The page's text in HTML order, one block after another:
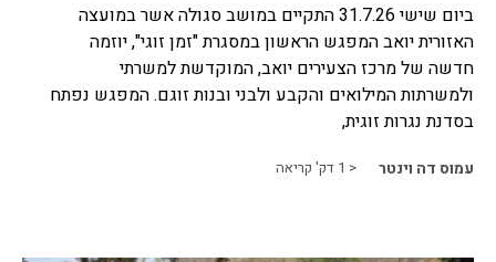
ביום שישי 31.7.26 התקיים במושב סגולה אשר במועצה
האזורית יואב המפגש הראשון במסגרת "זמן זוגי", יוזמה
חדשה של מרכז הצעירים יואב, המוקדשת למשרתי
ולמשרתות המילואים והקבע ולבני ובנות זוגם. המפגש נפתח
בסדנת נגרות זוגית,
עמוס דה וינטר < 1 דק' קריאה